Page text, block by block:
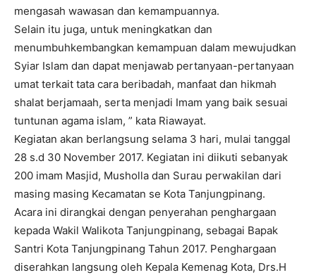
mengasah wawasan dan kemampuannya.
Selain itu juga, untuk meningkatkan dan
menumbuhkembangkan kemampuan dalam mewujudkan
Syiar Islam dan dapat menjawab pertanyaan-pertanyaan
umat terkait tata cara beribadah, manfaat dan hikmah
shalat berjamaah, serta menjadi Imam yang baik sesuai
tuntunan agama islam, ” kata Riawayat.
Kegiatan akan berlangsung selama 3 hari, mulai tanggal
28 s.d 30 November 2017. Kegiatan ini diikuti sebanyak
200 imam Masjid, Musholla dan Surau perwakilan dari
masing masing Kecamatan se Kota Tanjungpinang.
Acara ini dirangkai dengan penyerahan penghargaan
kepada Wakil Walikota Tanjungpinang, sebagai Bapak
Santri Kota Tanjungpinang Tahun 2017. Penghargaan
diserahkan langsung oleh Kepala Kemenag Kota, Drs.H